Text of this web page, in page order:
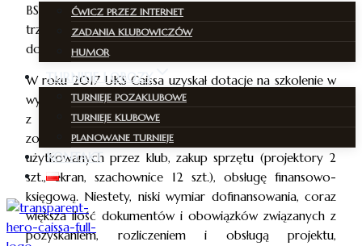
ĆWICZ PRZEZ INTERNET
ZADANIA KLUBOWICZÓW
HUMOR
TURNIEJE I OBOZY
TURNIEJE POZAKLUBOWE
TURNIEJE KLUBOWE
PLANOWANE TURNIEJE
KONTAKT
BSIR M. St. Warszawa nie współfinansuje już drugiego i
trzeciego terminu. Wspólny z klubem projekt obejmuje
dofinansowanie jednego terminu zajęć tygodniowo.
W roku 2017 UKS Caissa uzyskał dotacje na szkolenie w
wysokości 26295 zł. Zgodnie z projektem uzgodnionym
z Biurem Sportu i Turystyki M. St. Warszawy środki
zostały przeznaczone na wynajem obiektów
użytkowanych przez klub, zakup sprzętu (projektory 2
szt., ekran, szachownice 12 szt.), obsługę finansowo-
księgową. Niestety, niski wymiar dofinansowania, coraz
większa ilość dokumentów i obowiązków związanych z
pozyskaniem, rozliczeniem i obsługą projektu,